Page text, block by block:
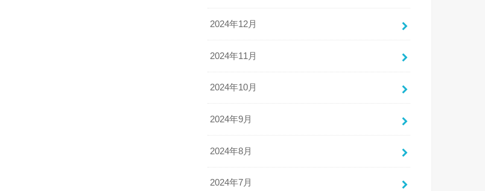
2024年12月
2024年11月
2024年10月
2024年9月
2024年8月
2024年7月